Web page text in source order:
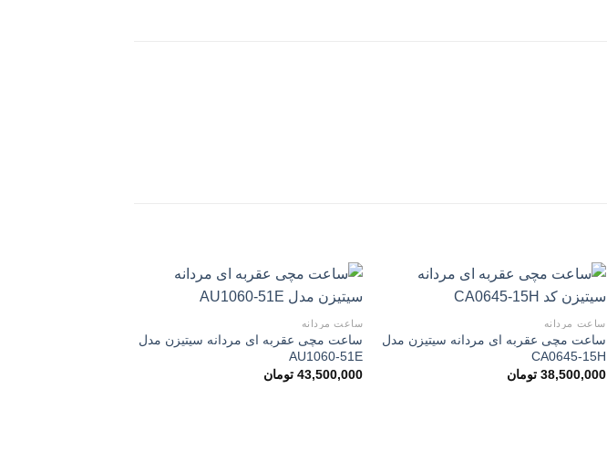
افزودن
ساعت مردانه
ساعت مچی عقربه ای مردانه سیتیزن مدل
CA0645-15H
38,500,000 تومان
افزودن
ساعت مردانه
ساعت مچی عقربه ای مردانه سیتیزن مدل
AU1060-51E
43,500,000 تومان